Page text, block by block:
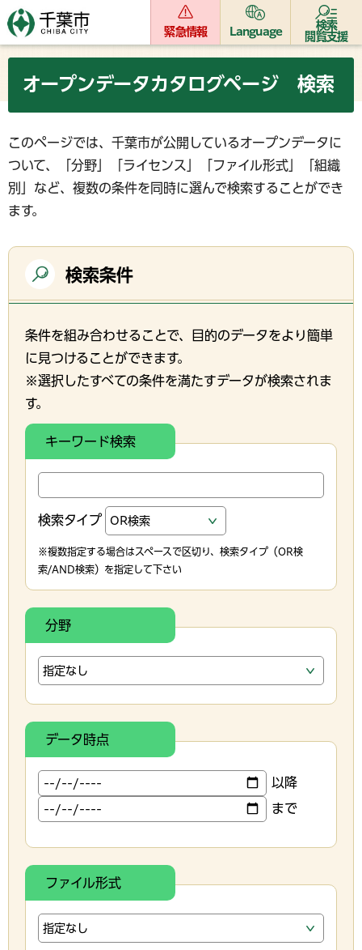
緊急情報 Language
検索
閲覧支援
オープンデータカタログページ 検索
このページでは、千葉市が公開しているオープンデータに
ついて、「分野」「ライセンス」「ファイル形式」「組織
別」など、複数の条件を同時に選んで検索することができ
ます。
検索条件
条件を組み合わせることで、目的のデータをより簡単
に見つけることができます。
※選択したすべての条件を満たすデータが検索されま
す。
キーワード検索
検索タイプ
※複数指定する場合はスペースで区切り、検索タイプ（OR検
索/AND検索）を指定して下さい
分野
データ時点
以降
まで
ファイル形式